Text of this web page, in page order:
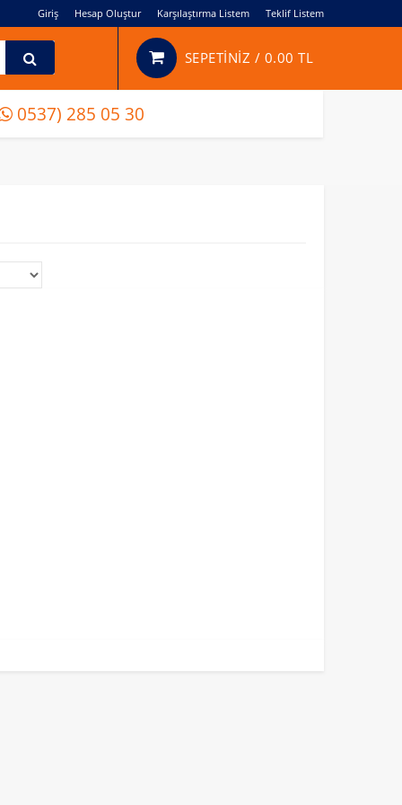
Giriş Hesap Oluştur Karşılaştırma Listem Teklif Listem
SEPETİNİZ / 0.00 TL
0537) 285 05 30